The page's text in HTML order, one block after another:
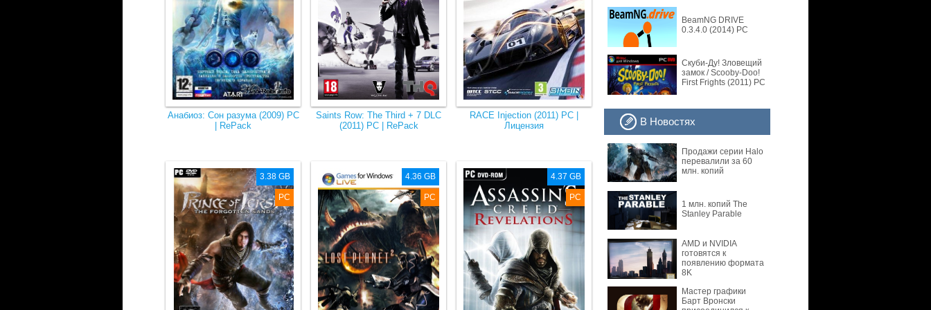
Анабиоз: Сон разума (2009) PC
| RePack
Saints Row: The Third + 7 DLC
(2011) PC | RePack
RACE Injection (2011) РС |
Лицензия
PC
3.38 GB
PC
4.36 GB
PC
4.37 GB
BeamNG DRIVE
0.3.4.0 (2014) PC
Скуби-Ду! Зловещий
замок / Scooby-Doo!
First Frights (2011) PC
В Новостях
Продажи серии Halo
перевалили за 60
млн. копий
1 млн. копий The
Stanley Parable
AMD и NVIDIA
готовятся к
появлению формата
8K
Мастер графики
Барт Вронски